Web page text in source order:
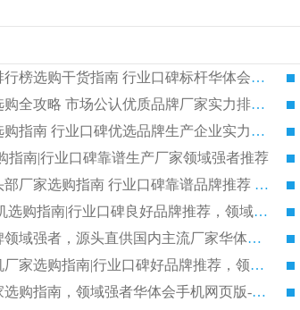
2026 矿用永磁滚筒厂家排行榜选购干货指南 行业口碑标杆华体会手机网页版-华体会(中国) 实力出众
2026 钛铁矿平板磁选机选购全攻略 市场公认优质品牌厂家实力排行榜
2026 钛铁矿平板磁选机选购指南 行业口碑优选品牌生产企业实力排行榜
指南|行业口碑靠谱生产厂家领域强者推荐
2026 高精度粉料磁选机头部厂家选购指南 行业口碑靠谱品牌推荐 领域强者华体会手机网页版-华体会(中国) 解析
2026 CTB 湿式永磁磁选机选购指南|行业口碑良好品牌推荐，领域强者华体会手机网页版-华体会(中国)
2026 尾矿磁选机行业口碑领域强者，源头直供国内主流厂家华体会手机网页版-华体会(中国) 一站式服务
2026 国内主流铁矿磁选机厂家选购指南|行业口碑好品牌推荐，领域强者华体会手机网页版-华体会(中国)
2026 铁矿磁选机靠谱厂家选购指南，领域强者华体会手机网页版-华体会(中国) 铁矿磁选机性价比高